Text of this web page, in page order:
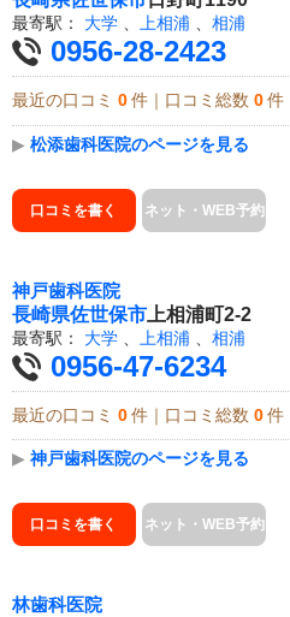
最寄駅： 大学 上相浦 相浦
0956-28-2423
最近の口コミ 0 件｜口コミ総数 0 件
▶ 松添歯科医院のページを見る
口コミを書く ネット・WEB予約
神戸歯科医院
長崎県佐世保市 上相浦町2-2
最寄駅： 大学 上相浦 相浦
0956-47-6234
最近の口コミ 0 件｜口コミ総数 0 件
▶ 神戸歯科医院のページを見る
口コミを書く ネット・WEB予約
林歯科医院